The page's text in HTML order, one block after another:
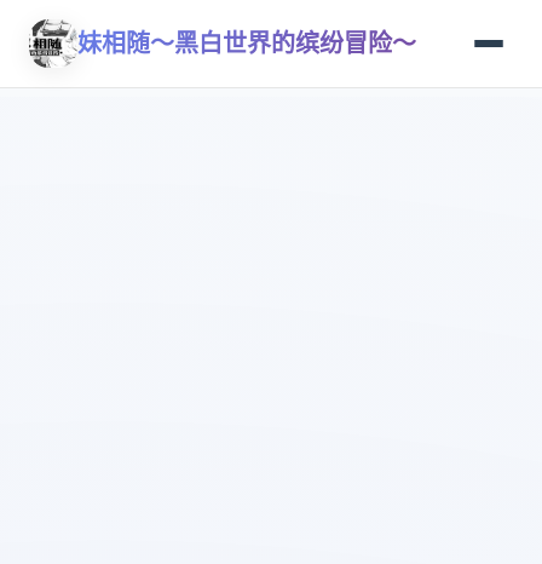
妹相随～黑白世界的缤纷冒险～